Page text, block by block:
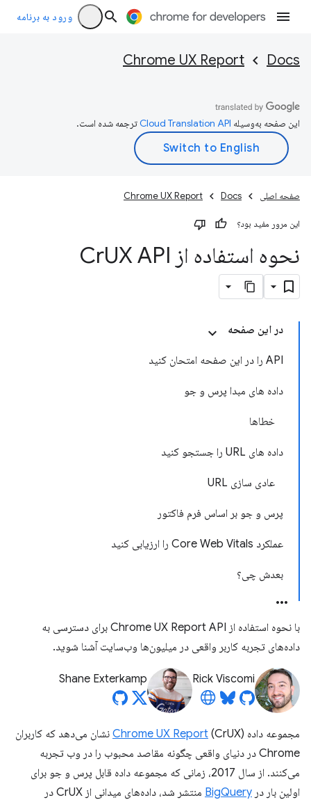
ورود به برنامه
Docs
Chrome UX Report
این صفحه به‌وسیله ترجمه شده است.
صفحه اصلی Docs
Chrome UX Report
این مرور مفید بود؟
نحوه استفاده از Cr UX API
در این صفحه
API را در این صفحه امتحان کنید
داده های مبدا پرس و جو
خطاها
داده های URL را جستجو کنید
عادی سازی URL
پرس و جو بر اساس فرم فاکتور
عملکرد Core Web Vitals را ارزیابی کنید
بعدش چی؟
با نحوه استفاده از Chrome UX Report API برای دسترسی به
داده‌های تجربه کاربر واقعی در میلیون‌ها وب‌سایت آشنا شوید.
Rick Viscomi
Shane Exterkamp
مجموعه داده Chrome UX Report (CrUX) نشان می‌دهد که کاربران
Chrome در دنیای واقعی چگونه مقاصد محبوب را در وب تجربه
می‌کنند. از سال 2017، زمانی که مجموعه داده قابل پرس و جو برای
اولین بار در BigQuery
منتشر شد، داده‌های میدانی از CrUX در